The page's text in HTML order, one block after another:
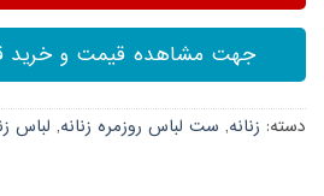
جهت مشاهده قیمت و خرید
دسته: زنانه, ست لباس روزمره زنانه, لباس